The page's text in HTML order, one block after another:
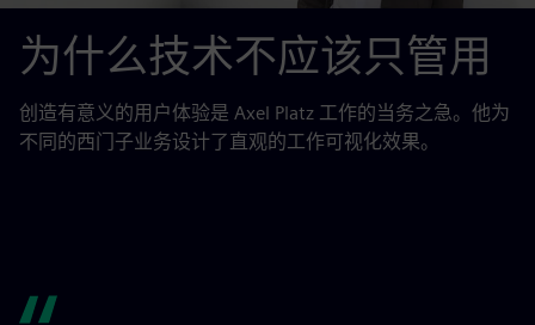
为什么技术不应该只管用
创造有意义的用户体验是 Axel Platz 工作的当务之急。他为
不同的西门子业务设计了直观的工作可视化效果。